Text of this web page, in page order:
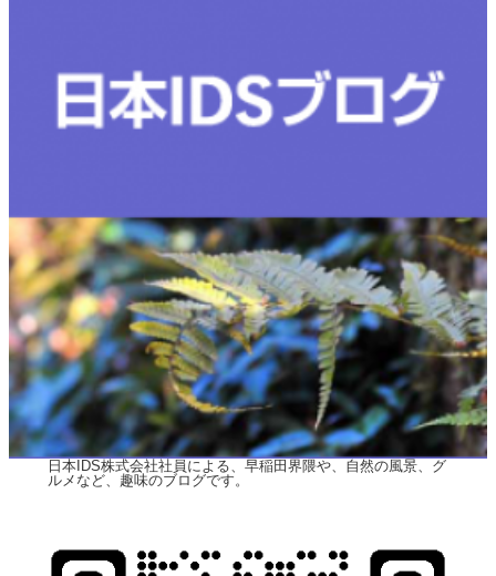
日本IDS株式会社社員による、早稲田界隈や、自然の風景、グ
ルメなど、趣味のブログです。